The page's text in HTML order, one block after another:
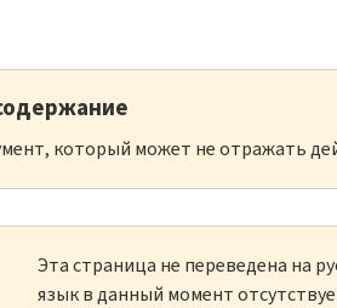
который может не отражать
Эта страница не переведена на
язык в данный момент